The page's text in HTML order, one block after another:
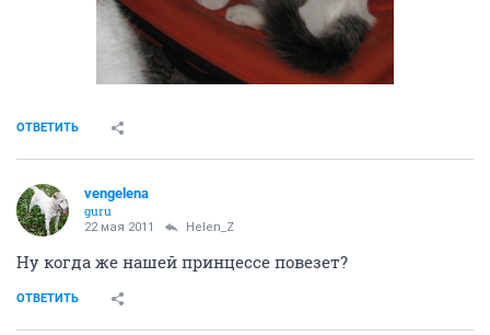
ОТВЕТИТЬ
vengelena
guru
22 мая 2011 Helen_Z
Ну когда же нашей принцессе повезет?
ОТВЕТИТЬ